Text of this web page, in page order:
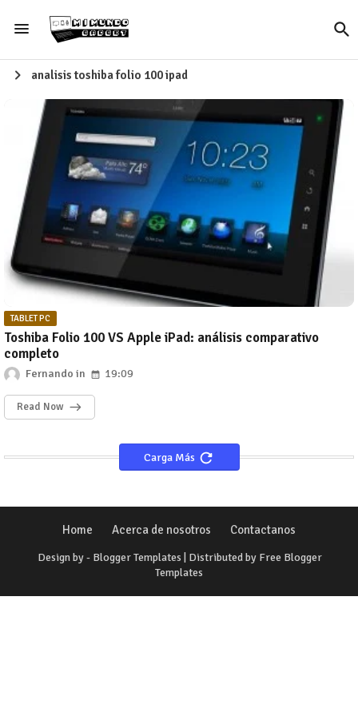
analisis toshiba folio 100 ipad
TABLET PC
Toshiba Folio 100 VS Apple iPad: análisis comparativo
completo
Fernando 19:09
Read Now
Carga Más
Design by - Blogger Templates | Distributed by Free Blogger
Templates
Home Acerca de nosotros Contactanos